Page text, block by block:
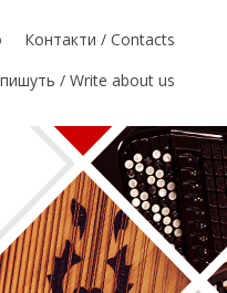
Контакти / Contacts
/ Write about us